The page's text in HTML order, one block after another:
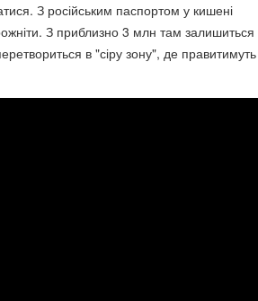
З російським паспортом у кишені
З приблизно 3 млн там залишиться
в "сіру зону", де правитимуть